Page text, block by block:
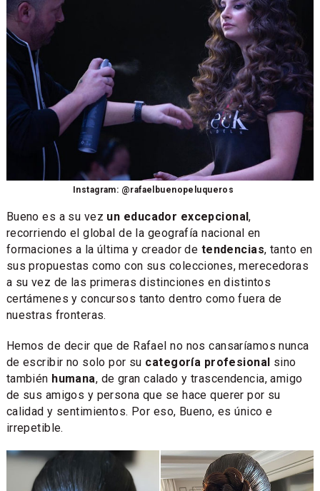
Instagram: @rafaelbuenopeluqueros
Bueno es a su vez un educador excepcional,
recorriendo el global de la geografía nacional en
formaciones a la última y creador de tendencias, tanto en
sus propuestas como con sus colecciones, merecedoras
a su vez de las primeras distinciones en distintos
certámenes y concursos tanto dentro como fuera de
nuestras fronteras.
Hemos de decir que de Rafael no nos cansaríamos nunca
de escribir no solo por su categoría profesional sino
también humana, de gran calado y trascendencia, amigo
de sus amigos y persona que se hace querer por su
calidad y sentimientos. Por eso, Bueno, es único e
irrepetible.